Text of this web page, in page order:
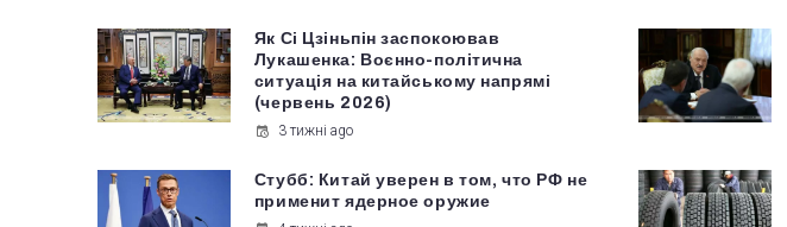
Як Сі Цзіньпін заспокоював
Лукашенка: Воєнно-політична
ситуація на китайському напрямі
(червень 2026)
3 тижні ago
Стубб: Китай уверен в том, что РФ не
применит ядерное оружие